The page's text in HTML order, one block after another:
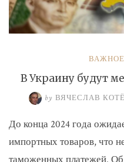
ВАЖНОЕ
В Украину будут
by ВЯЧЕСЛАВ
До конца 2024 года
импортных товаров, что